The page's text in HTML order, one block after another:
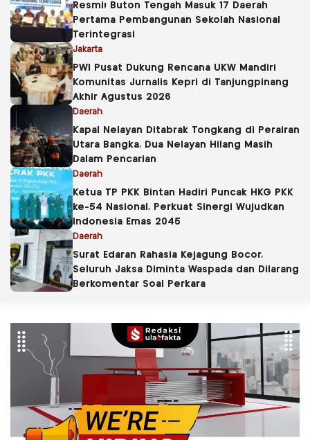
Resmi! Buton Tengah Masuk 17 Daerah
Pertama Pembangunan Sekolah Nasional
Terintegrasi
Jakarta
PWI Pusat Dukung Rencana UKW Mandiri
Komunitas Jurnalis Kepri di Tanjungpinang
Akhir Agustus 2026
Daerah
Kapal Nelayan Ditabrak Tongkang di Perairan
Utara Bangka, Dua Nelayan Hilang Masih
Dalam Pencarian
Daerah
Ketua TP PKK Bintan Hadiri Puncak HKG PKK
ke-54 Nasional, Perkuat Sinergi Wujudkan
Indonesia Emas 2045
Daerah
Surat Edaran Rahasia Kejagung Bocor,
Seluruh Jaksa Diminta Waspada dan Dilarang
Berkomentar Soal Perkara